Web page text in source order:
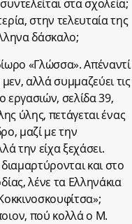
στα σχολεία;
στην τελευταία της
δάσκαλο;
«Γλώσσα». Απέναντί
αλλά συμμαζεύει τις
εργασιών, σελίδα 39,
ύλης, πετάγεται ένας
μαζί με την
την είχα ξεχάσει.
και στο
λένε τα Ελληνάκια
πού κολλά ο Μ.